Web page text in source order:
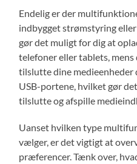
Endelig er der
indbygget strømstyring
gør det muligt for dig at
telefoner eller tablets, mens
tilslutte dine
USB-portene, hvilket gør
tilslutte og afspille
Uanset hvilken type
vælger, er det vigtigt at
præferencer. Tænk over,